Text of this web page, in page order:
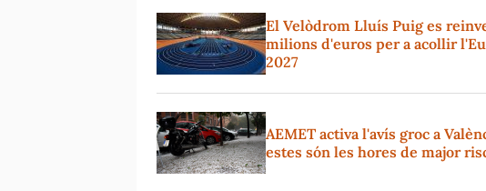
El Velòdrom Lluís Puig es
milions d'euros per a acollir
2027
AEMET activa l'avís groc a
estes són les hores de major